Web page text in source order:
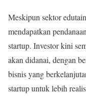
Meskipun sektor
mendapatkan
startup. Investor kini
akan didanai, dengan
bisnis yang
startup untuk lebih